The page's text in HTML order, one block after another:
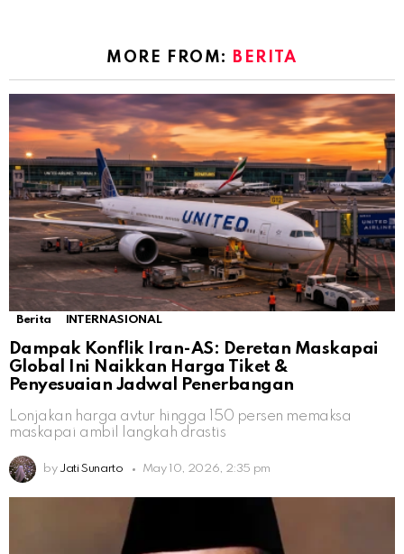
MORE FROM: BERITA
Berita INTERNASIONAL
Dampak Konflik Iran-AS: Deretan Maskapai
Global Ini Naikkan Harga Tiket &
Penyesuaian Jadwal Penerbangan
Lonjakan harga avtur hingga 150 persen memaksa
maskapai ambil langkah drastis
by Jati Sunarto May 10, 2026, 2:35 pm